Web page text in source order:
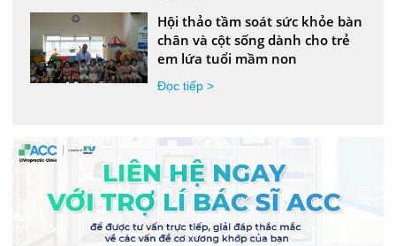
Hội thảo tầm soát sức khỏe bàn
chân và cột sống dành cho trẻ
em lứa tuổi mầm non
Đọc tiếp >